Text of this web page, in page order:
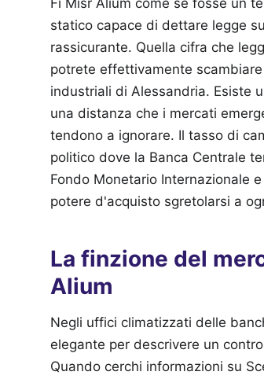
statico capace di dettare legge
rassicurante. Quella cifra che
potrete effettivamente
industriali di Alessandria. Esiste
una distanza che i mercati
tendono a ignorare. Il tasso di
politico dove la Banca Centrale
Fondo Monetario Internazionale
potere d'acquisto sgretolarsi a
La finzione del
Alium
Negli uffici climatizzati delle
elegante per descrivere un
Quando cerchi informazioni su